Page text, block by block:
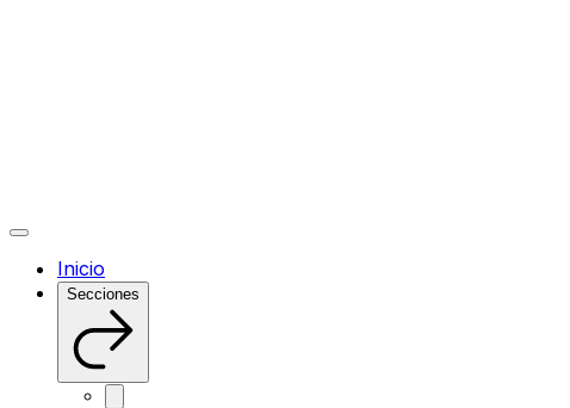
Inicio
Secciones